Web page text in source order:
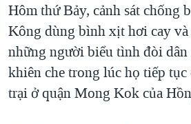
Hôm thứ Bảy, cảnh sát chống
Kông dùng bình xịt hơi cay
những người biểu tình đòi
khiên che trong lúc họ tiếp
trại ở quận Mong Kok của